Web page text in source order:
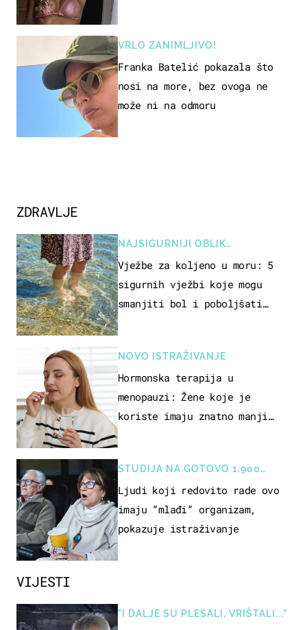
VIJESTI
"I DALJE SU PLESALI, VRIŠTALI..."
VRLO ZANIMLJIVO!
Franka Batelić pokazala što
nosi na more, bez ovoga ne
može ni na odmoru
ZDRAVLJE
NAJSIGURNIJI OBLIK
REKREACIJE
Vježbe za koljeno u moru: 5
sigurnih vježbi koje mogu
smanjiti bol i poboljšati
NOVO ISTRAŽIVANJE
Hormonska terapija u
menopauzi: Žene koje je
koriste imaju znatno manji
STUDIJA NA GOTOVO 1.900
OSOBA
Ljudi koji redovito rade ovo
imaju “mlađi” organizam,
pokazuje istraživanje